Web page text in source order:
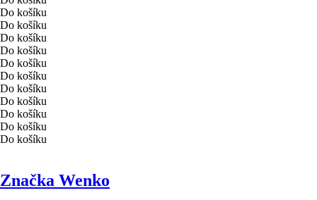
Do košíku
Do košíku
Do košíku
Do košíku
Do košíku
Do košíku
Do košíku
Do košíku
Do košíku
Do košíku
Do košíku
Značka Wenko